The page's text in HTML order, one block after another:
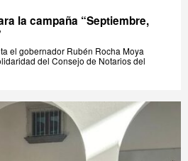
la campaña “Septiembre,
el gobernador Rubén Rocha Moya
del Consejo de Notarios del